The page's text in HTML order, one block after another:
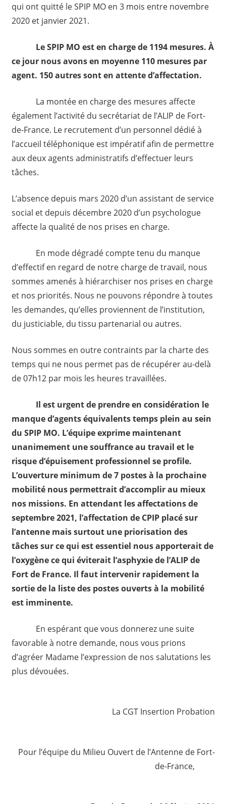
qui ont quitté le SPIP MO en 3 mois entre novembre
2020 et janvier 2021.
Le SPIP MO est en charge de 1194 mesures. À
ce jour nous avons en moyenne 110 mesures par
agent. 150 autres sont en attente d’affectation.
La montée en charge des mesures affecte
également l’activité du secrétariat de l’ALIP de Fort-
de-France. Le recrutement d’un personnel dédié à
l’accueil téléphonique est impératif afin de permettre
aux deux agents administratifs d’effectuer leurs
tâches.
L’absence depuis mars 2020 d’un assistant de service
social et depuis décembre 2020 d’un psychologue
affecte la qualité de nos prises en charge.
En mode dégradé compte tenu du manque
d’effectif en regard de notre charge de travail, nous
sommes amenés à hiérarchiser nos prises en charge
et nos priorités. Nous ne pouvons répondre à toutes
les demandes, qu’elles proviennent de l’institution,
du justiciable, du tissu partenarial ou autres.
Nous sommes en outre contraints par la charte des
temps qui ne nous permet pas de récupérer au-delà
de 07h12 par mois les heures travaillées.
Il est urgent de prendre en considération le
manque d’agents équivalents temps plein au sein
du SPIP MO. L’équipe exprime maintenant
unanimement une souffrance au travail et le
risque d’épuisement professionnel se profile.
L’ouverture minimum de 7 postes à la prochaine
mobilité nous permettrait d’accomplir au mieux
nos missions. En attendant les affectations de
septembre 2021, l’affectation de CPIP placé sur
l’antenne mais surtout une priorisation des
tâches sur ce qui est essentiel nous apporterait de
l’oxygène ce qui éviterait l’asphyxie de l’ALIP de
Fort de France. Il faut intervenir rapidement la
sortie de la liste des postes ouverts à la mobilité
est imminente.
En espérant que vous donnerez une suite
favorable à notre demande, nous vous prions
d’agréer Madame l’expression de nos salutations les
plus dévouées.
La CGT Insertion Probation
Pour l’équipe du Milieu Ouvert de l’Antenne de Fort-
de-France,